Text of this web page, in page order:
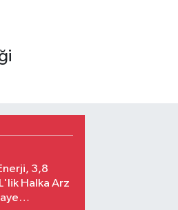
3,8
Halka Arz